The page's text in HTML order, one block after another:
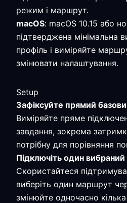
режим і маршрут.
macOS: macOS 10.15 або
підтверджена мінімальна
профіль і виміряйте
змінювати налаштування.
Setup
Зафіксуйте прямий
Виміряйте пряме
завдання, зокрема
потрібну для порівняння
Підключіть один
Скористайтеся
виберіть один маршрут
змінюйте одночасно